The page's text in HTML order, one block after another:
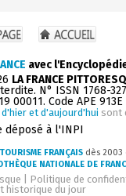
avec
LA FRANCE
N° ISSN 1768-
00011. Code APE 913E
d'hier et d'aujourd'hui sont
déposé à l'INPI
FRANÇAIS dès
NATIONALE DE
Politique de
historique du jour